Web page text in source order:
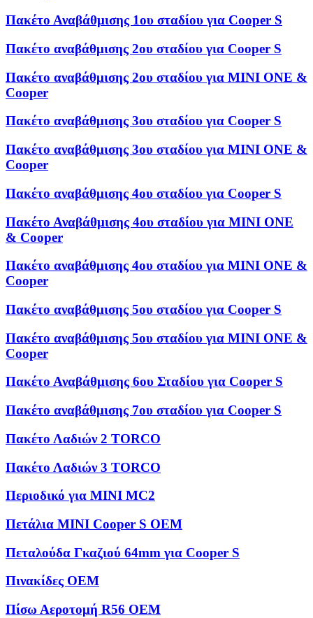
Πακέτο Αναβάθμισης 1ου σταδίου για Cooper S
Πακέτο αναβάθμισης 2ου σταδίου για Cooper S
Πακέτο αναβάθμισης 2ου σταδίου για MINI ONE &
Cooper
Πακέτο αναβάθμισης 3ου σταδίου για Cooper S
Πακέτο αναβάθμισης 3ου σταδίου για MINI ONE &
Cooper
Πακέτο αναβάθμισης 4ου σταδίου για Cooper S
Πακέτο Αναβάθμισης 4ου σταδίου για MINI ONE
& Cooper
Πακέτο αναβάθμισης 4ου σταδίου για MINI ONE &
Cooper
Πακέτο αναβάθμισης 5ου σταδίου για Cooper S
Πακέτο αναβάθμισης 5ου σταδίου για MINI ONE &
Cooper
Πακέτο Αναβάθμισης 6ου Σταδίου για Cooper S
Πακέτο αναβάθμισης 7ου σταδίου για Cooper S
Πακέτο Λαδιών 2 TORCO
Πακέτο Λαδιών 3 TORCO
Περιοδικό για MINI MC2
Πετάλια MINI Cooper S OEM
Πεταλούδα Γκαζιού 64mm για Cooper S
Πινακίδες OEM
Πίσω Αεροτομή R56 OEM